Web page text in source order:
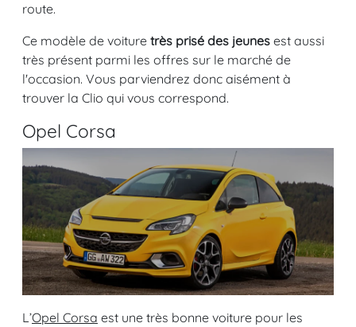
route.
Ce modèle de voiture très prisé des jeunes est aussi
très présent parmi les offres sur le marché de
l'occasion. Vous parviendrez donc aisément à
trouver la Clio qui vous correspond.
Opel Corsa
L’Opel Corsa est une très bonne voiture pour les